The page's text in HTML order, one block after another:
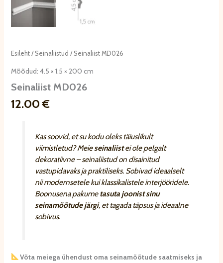
Esileht/ Seinaliistud / Seinaliist MD026
Mõõdud: 4.5 × 1.5 × 200 cm
Seinaliist MD026
12.00€
Kas soovid, et su kodu oleks täiuslikult
viimistletud? Meieseinaliistei ole pelgalt
dekoratiivne – seinaliistud on disainitud
vastupidavaks ja praktiliseks. Sobivad ideaalselt
nii modernsetele kui klassikalistele interjööridele.
Boonusena pakumetasuta joonist sinu
seinamõõtude järgi, et tagada täpsus ja ideaalne
sobivus.
Võta meiega ühendust oma seinamõõtude saatmiseks ja